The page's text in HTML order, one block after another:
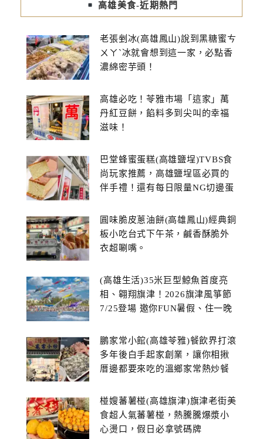
高雄美食-近期熱門
老張剉冰(高雄鳳山)說到黑糖蜜ㄘ
ㄨㄚˋ冰就會想到這一家，必點香
濃綿密芋頭！
高雄必吃！苓雅市場「這家」萬
丹紅豆餅，餡料多到尖叫的幸福
滋味！
巴堂蜂蜜蛋糕(高雄鹽埕)TVBS食
尚玩家推薦，高雄鹽埕區必買的
伴手禮！還有每日限量NG切邊蛋
圓味脆皮蔥油餅(高雄鳳山)經典銅
板小吃台式下午茶，鹹香酥脆外
衣超唰嘴。
(高雄生活)35米巨型鯨魚首度亮
相、翱翔旗津！2026旗津風箏節
7/25登場 邀你FUN暑假、住一晚
鵬家常小館(高雄苓雅)餐飲界打滾
多年後白手起家創業，讓你相揪
厝邊都要來吃的溫鄉家常熱炒餐
椪嫂蕃薯椪(高雄旗津)旗津老街美
食超人氣蕃薯椪，熱騰騰爆漿小
心燙口，假日必拿號碼牌